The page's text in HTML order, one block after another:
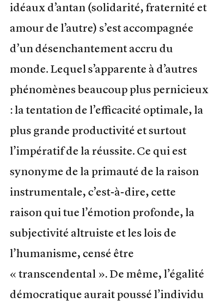
idéaux d’antan (solidarité, fraternité et
amour de l’autre) s’est accompagnée
d’un désenchantement accru du
monde. Lequel s’apparente à d’autres
phénomènes beaucoup plus pernicieux
: la tentation de l’efficacité optimale, la
plus grande productivité et surtout
l’impératif de la réussite. Ce qui est
synonyme de la primauté de la raison
instrumentale, c’est-à-dire, cette
raison qui tue l’émotion profonde, la
subjectivité altruiste et les lois de
l’humanisme, censé être
« transcendental ». De même, l’égalité
démocratique aurait poussé l’individu